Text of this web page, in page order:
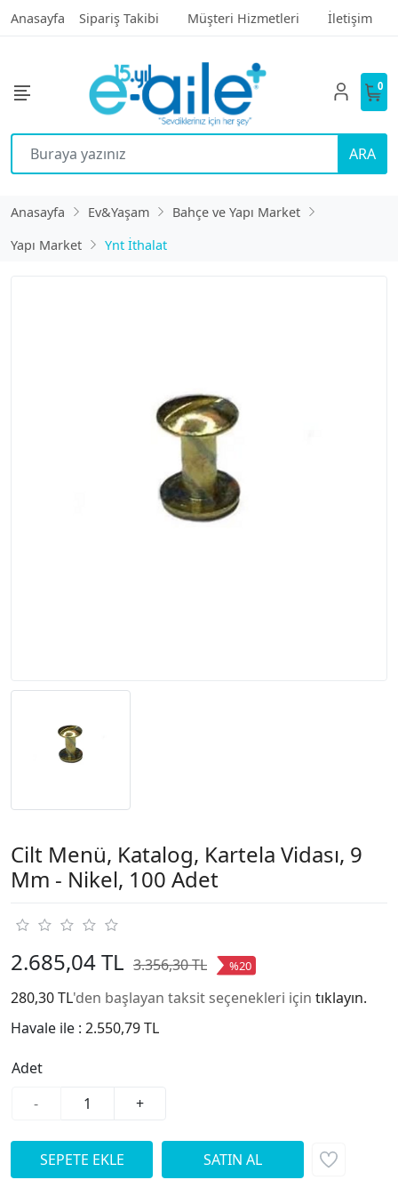
Anasayfa Sipariş Takibi Müşteri Hizmetleri İletişim
ARA
0
Anasayfa Ev&Yaşam
Bahçe ve Yapı Market
Yapı Market
Ynt İthalat
Cilt Menü, Katalog, Kartela Vidası, 9
Mm - Nikel, 100 Adet
2.685,04 TL 3.356,30 TL %20
280,30 TL'den başlayan taksit seçenekleri için tıklayın.
Havale ile : 2.550,79 TL
Adet
-
+